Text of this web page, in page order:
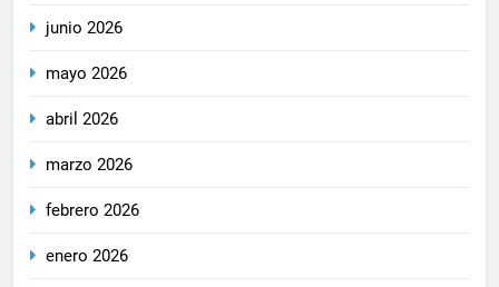
junio 2026
mayo 2026
abril 2026
marzo 2026
febrero 2026
enero 2026